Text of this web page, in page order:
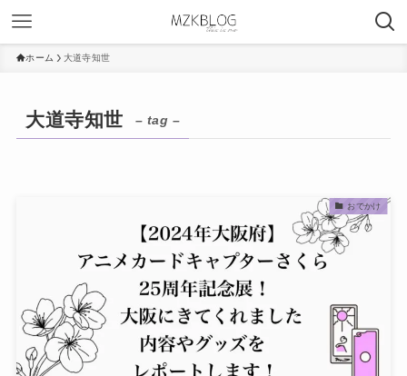
ホーム 大道寺知世
大道寺知世 – tag –
おでかけ